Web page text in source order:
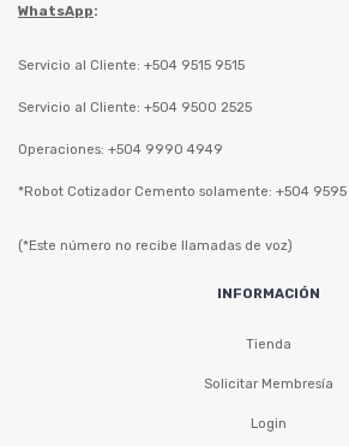
WhatsApp:
Servicio al Cliente: +504 9515 9515
Servicio al Cliente: +504 9500 2525
Operaciones: +504 9990 4949
*Robot Cotizador Cemento solamente: +504
(*Este número no recibe llamadas de voz)
INFORMACIÓN
Tienda
Solicitar Membresía
Login